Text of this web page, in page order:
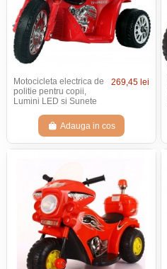
Motocicleta electrica de
politie pentru copii,
Lumini LED si Sunete
269,45 lei
Adauga in cos